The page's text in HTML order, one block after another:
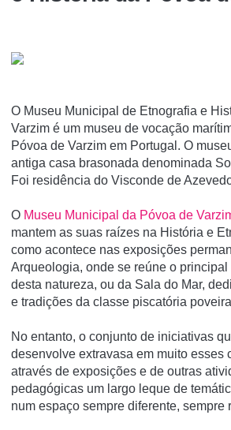
O Museu Municipal de Etnografia e
Varzim é um museu de vocação
Póvoa de Varzim em Portugal. O
antiga casa brasonada denominada
Foi residência do Visconde de
O Museu Municipal da Póvoa de
mantem as suas raízes na História e
como acontece nas exposições
Arqueologia, onde se reúne o
desta natureza, ou da Sala do Mar,
e tradições da classe piscatória
No entanto, o conjunto de iniciativas
desenvolve extravasa em muito esses
através de exposições e de outras
pedagógicas um largo leque de
num espaço sempre diferente, sempre